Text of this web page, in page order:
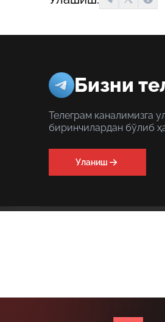
Бизни
Телеграм каналимизга
биринчилардан бўлиб
Уланиш